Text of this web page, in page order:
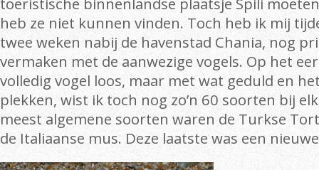
heb ze niet kunnen vinden. Toch heb ik mij
twee weken nabij de havenstad Chania, nog
vermaken met de aanwezige vogels. Op het
volledig vogel loos, maar met wat geduld en
plekken, wist ik toch nog zo’n 60 soorten bij
meest algemene soorten waren de Turkse
de Italiaanse mus. Deze laatste was een